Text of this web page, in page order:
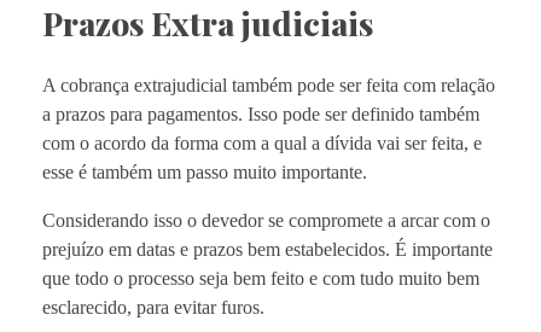
Prazos Extra judiciais
A cobrança extrajudicial também pode ser feita com relação
a prazos para pagamentos. Isso pode ser definido também
com o acordo da forma com a qual a dívida vai ser feita, e
esse é também um passo muito importante.
Considerando isso o devedor se compromete a arcar com o
prejuízo em datas e prazos bem estabelecidos. É importante
que todo o processo seja bem feito e com tudo muito bem
esclarecido, para evitar furos.